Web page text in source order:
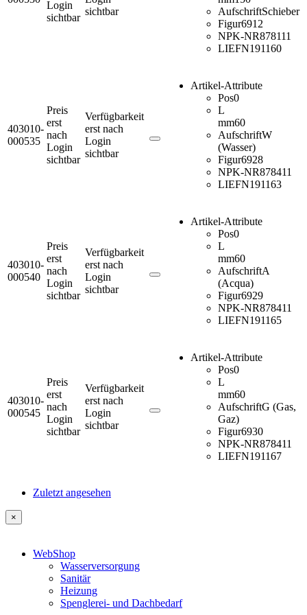
Login
sichtbar
sichtbar
AufschriftSchieber
Figur6912
NPK-NR878111
LIEFN191160
403010-
000535
Preis
erst
nach
Login
sichtbar
Verfügbarkeit
erst nach
Login
sichtbar
Artikel-Attribute
Pos0
L
mm60
AufschriftW
(Wasser)
Figur6928
NPK-NR878411
LIEFN191163
403010-
000540
Preis
erst
nach
Login
sichtbar
Verfügbarkeit
erst nach
Login
sichtbar
Artikel-Attribute
Pos0
L
mm60
AufschriftA
(Acqua)
Figur6929
NPK-NR878411
LIEFN191165
403010-
000545
Preis
erst
nach
Login
sichtbar
Verfügbarkeit
erst nach
Login
sichtbar
Artikel-Attribute
Pos0
L
mm60
AufschriftG (Gas,
Gaz)
Figur6930
NPK-NR878411
LIEFN191167
Zuletzt angesehen
×
WebShop
Wasserversorgung
Sanitär
Heizung
Spenglerei- und Dachbedarf